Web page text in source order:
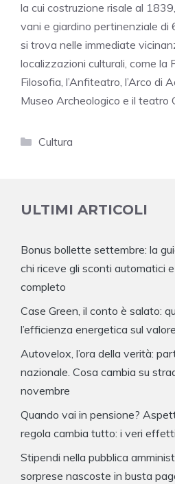
la cui costruzione risale al
vani e giardino pertinenziale di
si trova nelle immediate
localizzazioni culturali, come la
Filosofia, l’Anfiteatro, l’Arco di
Museo Archeologico e il teatro
Categorie
Cultura
ULTIMI ARTICOLI
Bonus bollette settembre: la
chi riceve gli sconti automatici
completo
Case Green, il conto è salato:
l’efficienza energetica sul
Autovelox, l’ora della verità:
nazionale. Cosa cambia su
novembre
Quando vai in pensione?
regola cambia tutto: i veri
Stipendi nella pubblica
sorprese nascoste in busta